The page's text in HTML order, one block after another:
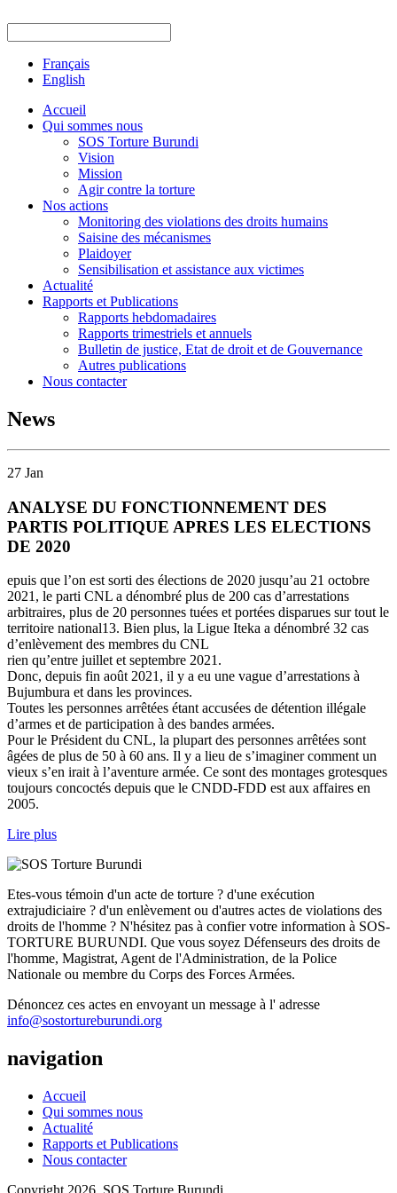
Français
English
Accueil
Qui sommes nous
SOS Torture Burundi
Vision
Mission
Agir contre la torture
Nos actions
Monitoring des violations des droits humains
Saisine des mécanismes
Plaidoyer
Sensibilisation et assistance aux victimes
Actualité
Rapports et Publications
Rapports hebdomadaires
Rapports trimestriels et annuels
Bulletin de justice, Etat de droit et de Gouvernance
Autres publications
Nous contacter
News
27 Jan
ANALYSE DU FONCTIONNEMENT DES
PARTIS POLITIQUE APRES LES ELECTIONS
DE 2020
epuis que l’on est sorti des élections de 2020 jusqu’au 21 octobre
2021, le parti CNL a dénombré plus de 200 cas d’arrestations
arbitraires, plus de 20 personnes tuées et portées disparues sur tout le
territoire national13. Bien plus, la Ligue Iteka a dénombré 32 cas
d’enlèvement des membres du CNL
rien qu’entre juillet et septembre 2021.
Donc, depuis fin août 2021, il y a eu une vague d’arrestations à
Bujumbura et dans les provinces.
Toutes les personnes arrêtées étant accusées de détention illégale
d’armes et de participation à des bandes armées.
Pour le Président du CNL, la plupart des personnes arrêtées sont
âgées de plus de 50 à 60 ans. Il y a lieu de s’imaginer comment un
vieux s’en irait à l’aventure armée. Ce sont des montages grotesques
toujours concoctés depuis que le CNDD-FDD est aux affaires en
2005.
Lire plus
Etes-vous témoin d'un acte de torture ? d'une exécution
extrajudiciaire ? d'un enlèvement ou d'autres actes de violations des
droits de l'homme ? N'hésitez pas à confier votre information à SOS-
TORTURE BURUNDI. Que vous soyez Défenseurs des droits de
l'homme, Magistrat, Agent de l'Administration, de la Police
Nationale ou membre du Corps des Forces Armées.
Dénoncez ces actes en envoyant un message à l' adresse
info@sostortureburundi.org
navigation
Accueil
Qui sommes nous
Actualité
Rapports et Publications
Nous contacter
Copyright 2026. SOS Torture Burundi